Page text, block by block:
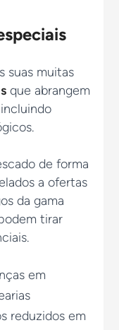
suas muitas
que abrangem
de forma
a ofertas
da gama
tirar
em
reduzidos em